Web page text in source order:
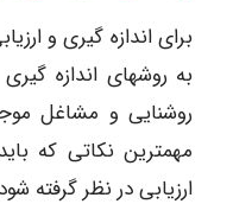
برای اندازه گیری و
به روشهای اندازه
روشنایی و مشاغل
مهمترین نکاتی که
ارزیابی در نظر گرفته